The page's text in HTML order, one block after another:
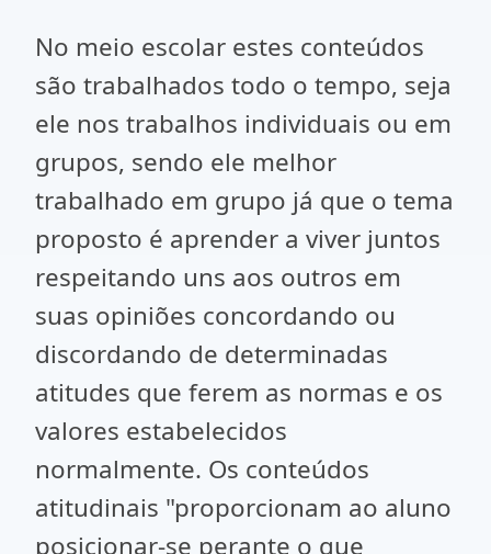
No meio escolar estes conteúdos
são trabalhados todo o tempo, seja
ele nos trabalhos individuais ou em
grupos, sendo ele melhor
trabalhado em grupo já que o tema
proposto é aprender a viver juntos
respeitando uns aos outros em
suas opiniões concordando ou
discordando de determinadas
atitudes que ferem as normas e os
valores estabelecidos
normalmente. Os conteúdos
atitudinais "proporcionam ao aluno
posicionar-se perante o que